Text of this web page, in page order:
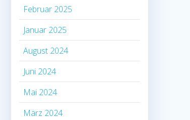
Februar 2025
Januar 2025
August 2024
Juni 2024
Mai 2024
März 2024